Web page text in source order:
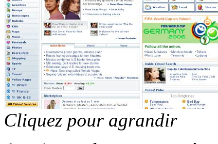
Cliquez pour agrandir